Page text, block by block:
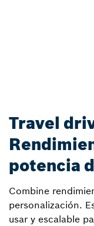
Travel
potencia
Combine
personalización.
usar y escalable